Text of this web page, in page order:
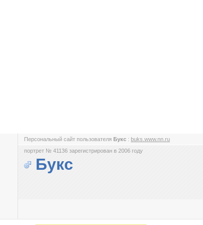
Персональный сайт пользователя Букс : buks.www.nn.ru
портрет № 41136 зарегистрирован в 2006 году
Букс